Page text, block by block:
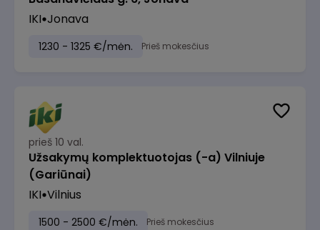
IKI Jonava
1230 - 1325 €/mėn. Prieš mokesčius
prieš 10 val.
Užsakymų komplektuotojas (-a) Vilniuje
(Gariūnai)
IKI Vilnius
1500 - 2500 €/mėn. Prieš mokesčius